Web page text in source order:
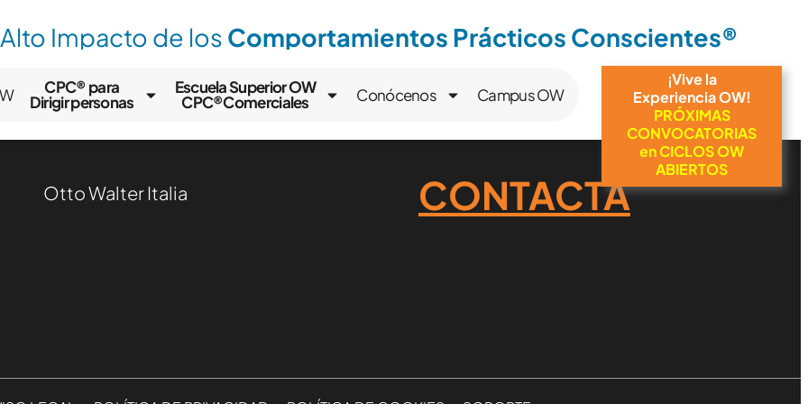
Impacto de los Comportamientos Prácticos Conscientes®
CPC® para
Dirigir personas
Escuela Superior OW
CPC®Comerciales Conócenos Campus OW
¡Vive la
Experiencia OW!
PRÓXIMAS
CONVOCATORIAS
en CICLOS OW
ABIERTOS
Otto Walter Italia CONTACTA